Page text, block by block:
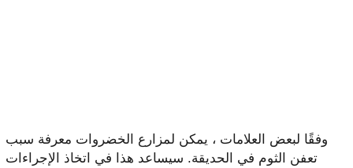
وفقًا لبعض العلامات ، يمكن لمزارع الخضروات معرفة سبب
تعفن الثوم في الحديقة. سيساعد هذا في اتخاذ الإجراءات